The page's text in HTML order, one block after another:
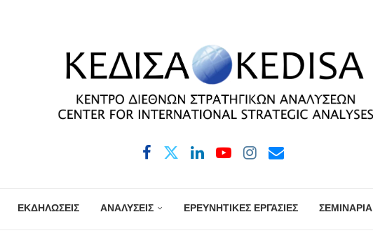
ΕΚΔΗΛΩΣΕΙΣ ΑΝΑΛΥΣΕΙΣ ΕΡΕΥΝΗΤΙΚΕΣ ΕΡΓΑΣΙΕΣ ΣΕΜΙΝΑΡΙΑ